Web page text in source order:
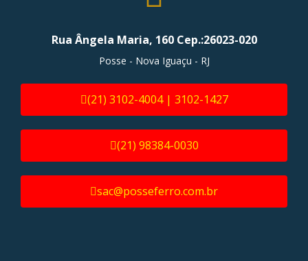
Rua Ângela Maria, 160 Cep.:26023-020
Posse - Nova Iguaçu - RJ
(21) 3102-4004 | 3102-1427
(21) 98384-0030
sac@posseferro.com.br